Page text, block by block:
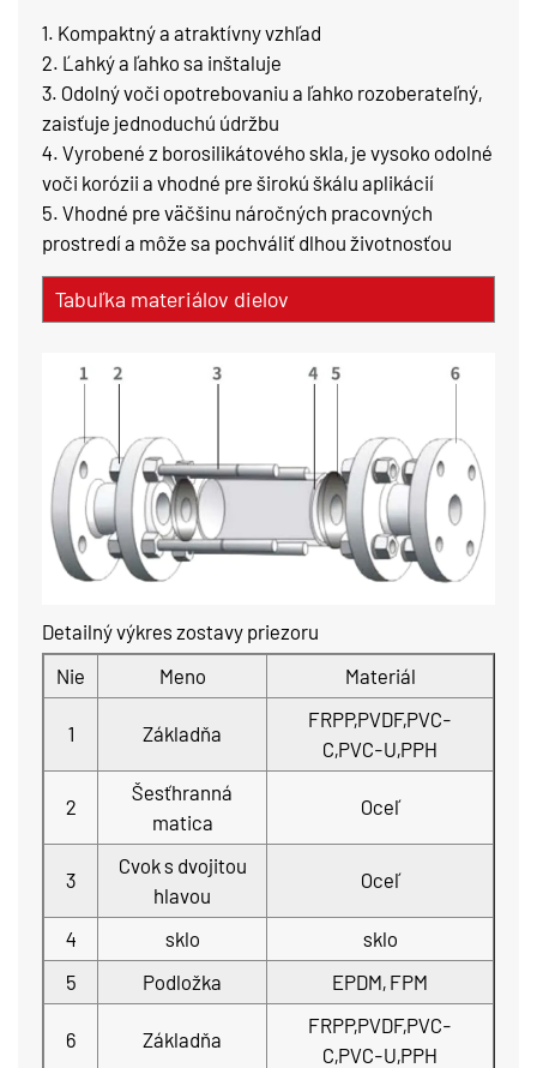
1. Kompaktný a atraktívny vzhľad
2. Ľahký a ľahko sa inštaluje
3. Odolný voči opotrebovaniu a ľahko rozoberateľný,
zaisťuje jednoduchú údržbu
4. Vyrobené z borosilikátového skla, je vysoko odolné
voči korózii a vhodné pre širokú škálu aplikácií
5. Vhodné pre väčšinu náročných pracovných
prostredí a môže sa pochváliť dlhou životnosťou
Tabuľka materiálov dielov
Detailný výkres zostavy priezoru
Nie
Meno Materiál
1 Základňa
FRPP,PVDF,PVC-
C,PVC-U,PPH
2
Šesťhranná
matica
Oceľ
3
Cvok s dvojitou
hlavou
Oceľ
4 sklo
sklo
5
Podložka EPDM, FPM
6 Základňa
FRPP,PVDF,PVC-
C,PVC-U,PPH